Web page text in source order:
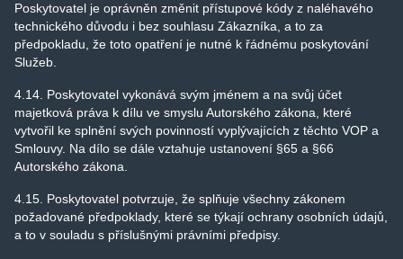
Poskytovatel je oprávněn změnit přístupové kódy z naléhavého
technického důvodu i bez souhlasu Zákazníka, a to za
předpokladu, že toto opatření je nutné k řádnému poskytování
Služeb.
4.14. Poskytovatel vykonává svým jménem a na svůj účet
majetková práva k dílu ve smyslu Autorského zákona, které
vytvořil ke splnění svých povinností vyplývajících z těchto VOP a
Smlouvy. Na dílo se dále vztahuje ustanovení §65 a §66
Autorského zákona.
4.15. Poskytovatel potvrzuje, že splňuje všechny zákonem
požadované předpoklady, které se týkají ochrany osobních údajů,
a to v souladu s příslušnými právními předpisy.